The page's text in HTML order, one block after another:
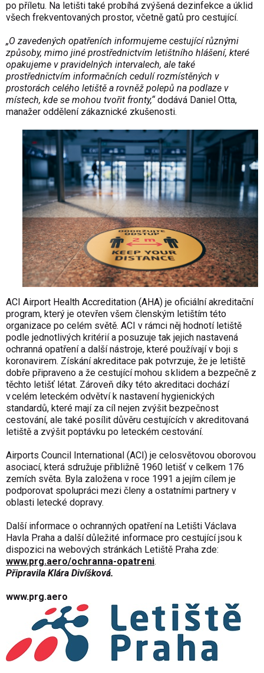
po příletu. Na letišti také probíhá zvýšená dezinfekce a úklid
všech frekventovaných prostor, včetně gatů pro cestující.
„O zavedených opatřeních informujeme cestující různými
způsoby, mimo jiné prostřednictvím letištního hlášení, které
opakujeme v pravidelných intervalech, ale také
prostřednictvím informačních cedulí rozmístěných v
prostorách celého letiště a rovněž polepů na podlaze v
místech, kde se mohou tvořit fronty,“dodává Daniel Otta,
manažer oddělení zákaznické zkušenosti.
ACI Airport Health Accreditation (AHA) je oficiální akreditační
program, který je otevřen všem členským letištím této
organizace po celém světě. ACI v rámci něj hodnotí letiště
podle jednotlivých kritérií a posuzuje tak jejich nastavená
ochranná opatření a další nástroje, které používají v boji s
koronavirem. Získání akreditace pak potvrzuje, že je letiště
dobře připraveno a že cestující mohou s klidem a bezpečně z
těchto letišť létat. Zároveň díky této akreditaci dochází
v celém leteckém odvětví k nastavení hygienických
standardů, které mají za cíl nejen zvýšit bezpečnost
cestování, ale také posílit důvěru cestujících v akreditovaná
letiště a zvýšit poptávku po leteckém cestování.
Airports Council International (ACI) je celosvětovou oborovou
asociací, která sdružuje přibližně 1960 letišť v celkem 176
zemích světa. Byla založena v roce 1991 a jejím cílem je
podporovat spolupráci mezi členy a ostatními partnery v
oblasti letecké dopravy.
Další informace o ochranných opatření na Letišti Václava
Havla Praha a další důležité informace pro cestující jsou k
dispozici na webových stránkách Letiště Praha zde:
www.prg.aero/ochranna-opatreni.
Připravila Klára Divíšková.
www.prg.aero